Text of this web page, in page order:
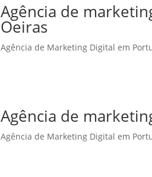
Agência de
Oeiras
Agência de Marketing Digital em
Agência de
Agência de Marketing Digital em